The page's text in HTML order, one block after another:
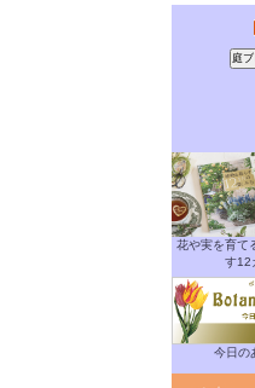
花や実を育て
す12
今日の